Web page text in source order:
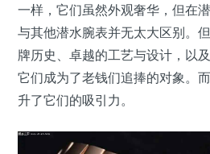
一样，它们虽然外观奢华，但在
与其他潜水腕表并无太大区别。
牌历史、卓越的工艺与设计，以
它们成为了老钱们追捧的对象。
升了它们的吸引力。